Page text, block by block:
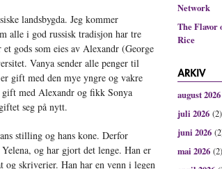
landsbygda. Jeg kommer
alle i god russisk tradisjon har tre
gods som eies av Alexandr (George
Vanya sender alle penger til
gift med den mye yngre og vakre
gift med Alexandr og fikk Sonya
seg på nytt.
stilling og hans kone. Derfor
og har gjort det lenge. Han er
skriverier. Han har en venn i legen
Network
The Flavor
Rice
august 2026
juli 2026 (2)
juni 2026
mai 2026 (2)